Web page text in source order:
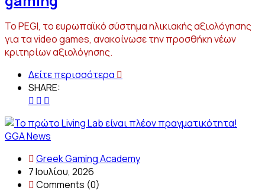
Το PEGI, το ευρωπαϊκό σύστημα ηλικιακής αξιολόγησης
για τα video games, ανακοίνωσε την προσθήκη νέων
κριτηρίων αξιολόγησης.
Δείτε περισσότερα
SHARE:
GGA News
Greek Gaming Academy
7 Ιουλίου, 2026
Comments (0)